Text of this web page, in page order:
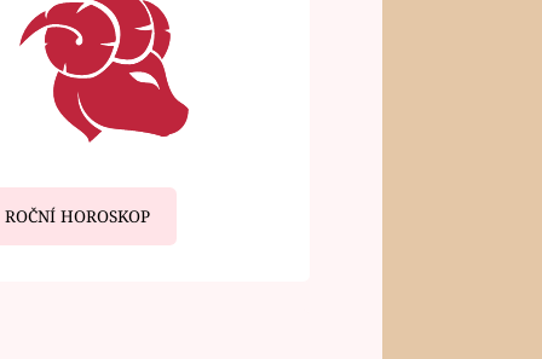
ROČNÍ HOROSKOP